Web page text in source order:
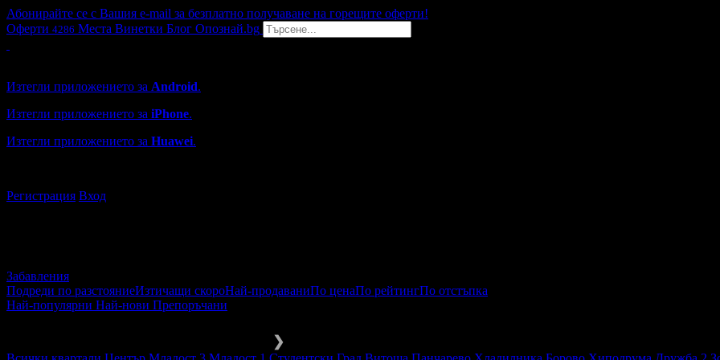
Абонирайте се с Вашия e-mail за безплатно получаване на горещите оферти!
Оферти 4286 Места Винетки Блог Опознай.bg
Изтегли приложението за Android.
Изтегли приложението за iPhone.
Изтегли приложението за Huawei.
Регистрация Вход
Забавления
Подреди по разстояниеИзтичащи скороНай-продаваниПо ценаПо рейтингПо отстъпка
Най-популярни Най-нови Препоръчани
❯